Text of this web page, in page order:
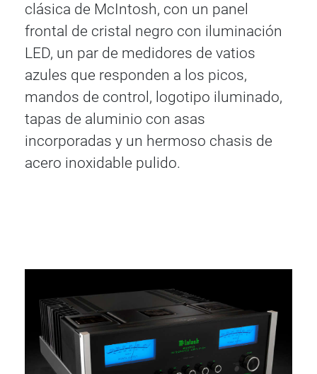
clásica de McIntosh, con un panel
frontal de cristal negro con iluminación
LED, un par de medidores de vatios
azules que responden a los picos,
mandos de control, logotipo iluminado,
tapas de aluminio con asas
incorporadas y un hermoso chasis de
acero inoxidable pulido.